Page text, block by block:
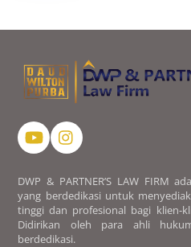
DWP & PARTNER’S LAW FIRM
yang berdedikasi untuk
tinggi dan profesional bagi klien-
Didirikan oleh para ahli
berdedikasi.